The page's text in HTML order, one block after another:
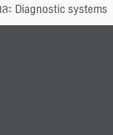
ะ Diagnostic systems